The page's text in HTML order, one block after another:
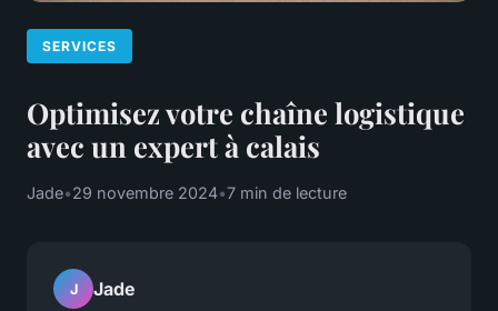
SERVICES
Optimisez votre chaîne logistique
avec un expert à calais
Jade•29 novembre 2024•7 min de lecture
J Jade